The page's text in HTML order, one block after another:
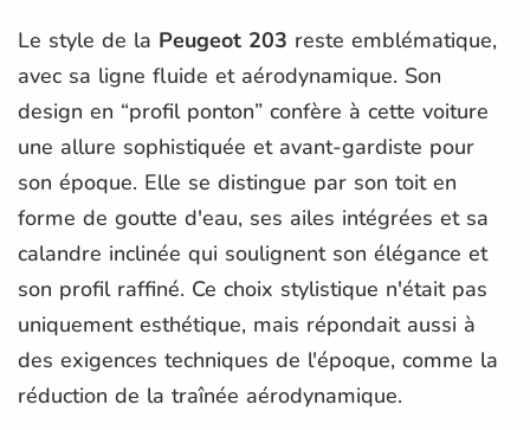
Le style de la Peugeot 203 reste emblématique,
avec sa ligne fluide et aérodynamique. Son
design en “profil ponton” confère à cette voiture
une allure sophistiquée et avant-gardiste pour
son époque. Elle se distingue par son toit en
forme de goutte d'eau, ses ailes intégrées et sa
calandre inclinée qui soulignent son élégance et
son profil raffiné. Ce choix stylistique n'était pas
uniquement esthétique, mais répondait aussi à
des exigences techniques de l'époque, comme la
réduction de la traînée aérodynamique.